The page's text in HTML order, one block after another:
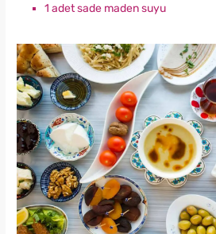
1 adet sade maden suyu